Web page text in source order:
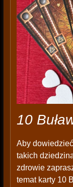
10
Aby
takich
zdrowie
temat karty 10